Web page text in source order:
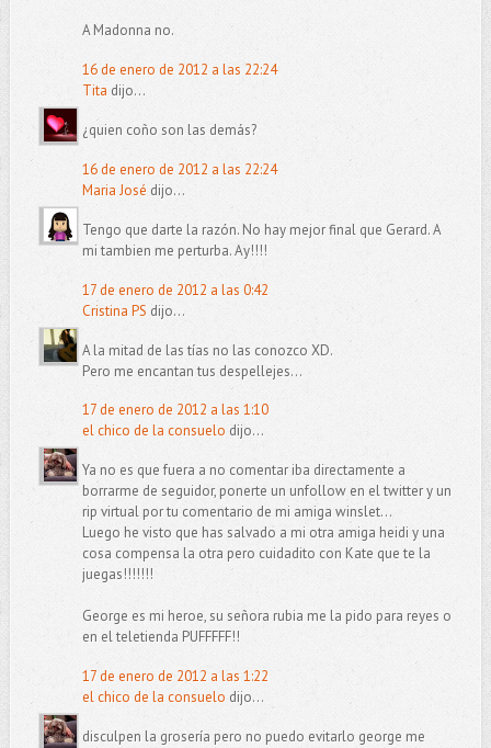
A Madonna no.
16 de enero de 2012 a las 22:24
Tita dijo...
¿quien coño son las demás?
16 de enero de 2012 a las 22:24
Maria José dijo...
Tengo que darte la razón. No hay mejor final que Gerard. A
mi tambien me perturba. Ay!!!!
17 de enero de 2012 a las 0:42
Cristina PS dijo...
A la mitad de las tías no las conozco XD.
Pero me encantan tus despellejes...
17 de enero de 2012 a las 1:10
el chico de la consuelo dijo...
Ya no es que fuera a no comentar iba directamente a
borrarme de seguidor, ponerte un unfollow en el twitter y un
rip virtual por tu comentario de mi amiga winslet...
Luego he visto que has salvado a mi otra amiga heidi y una
cosa compensa la otra pero cuidadito con Kate que te la
juegas!!!!!!!
George es mi heroe, su señora rubia me la pido para reyes o
en el teletienda PUFFFFF!!
17 de enero de 2012 a las 1:22
el chico de la consuelo dijo...
disculpen la grosería pero no puedo evitarlo george me